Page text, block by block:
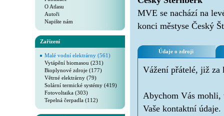
O Atlasu
Autoři
Napište nám
Zařízení
Malé vodní elektrárny (561)
Vytápění biomasou (231)
Bioplynové zdroje (177)
Větrné elektrárny (79)
Solární termické systémy (419)
Fotovoltaika (303)
Tepelná čerpadla (112)
MVE se nachází na
konci městyse Český
Údaje o zdroji
Vážení přátelé, již
Abychom Vás mohli,
Vaše kontaktní údaje.